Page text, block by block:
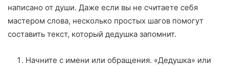
написано от души. Даже если вы не считаете себя
мастером слова, несколько простых шагов помогут
составить текст, который дедушка запомнит.
Начните с имени или обращения. «Дедушка» или